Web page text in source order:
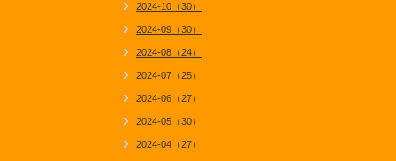
2024-10（30）
2024-09（30）
2024-08（24）
2024-07（25）
2024-06（27）
2024-05（30）
2024-04（27）